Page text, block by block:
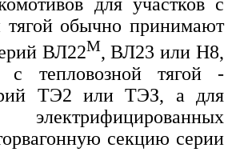
тягой обычно принимают
ВЛ22М, ВЛ23 или Н8,
с тепловозной тягой -
ТЭ2 или ТЭЗ, а для
электрифицированных
секцию серии